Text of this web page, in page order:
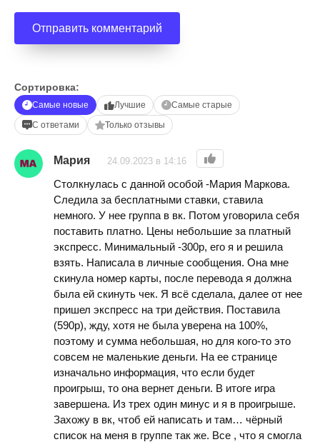
Сортировка:
Самые новые Лучшие
Самые старые
С ответами
Только отзывы
Мария 24.09.2023 в 14:16
Столкнулась с данной особой -Мария Маркова.
Следила за бесплатными ставки, ставила
немного. У нее группа в вк. Потом уговорила себя
поставить платно. Цены небольшие за платный
экспресс. Минимальный -300р, его я и решила
взять. Написала в личные сообщения. Она мне
скинула номер карты, после перевода я должна
была ей скинуть чек. Я всё сделала, далее от нее
пришел экспресс на три действия. Поставила
(590р), жду, хотя не была уверена на 100%,
поэтому и сумма небольшая, но для кого-то это
совсем не маленькие деньги. На ее странице
изначально информация, что если будет
проигрыш, то она вернет деньги. В итоге игра
завершена. Из трех один минус и я в проигрыше.
Захожу в вк, чтоб ей написать и там… чёрный
список на меня в группе так же. Все , что я смогла